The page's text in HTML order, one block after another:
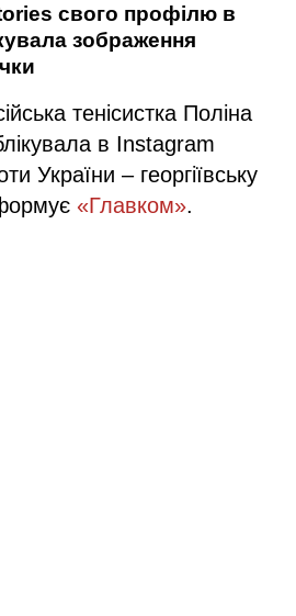
свого профілю в
зображення
тенісистка Поліна
в Instagram
України – георгіївську
«Главком».